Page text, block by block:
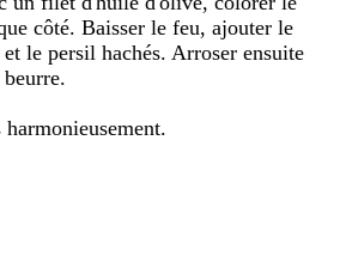
côté. Baisser le feu, ajouter le
le persil hachés. Arroser ensuite
harmonieusement.